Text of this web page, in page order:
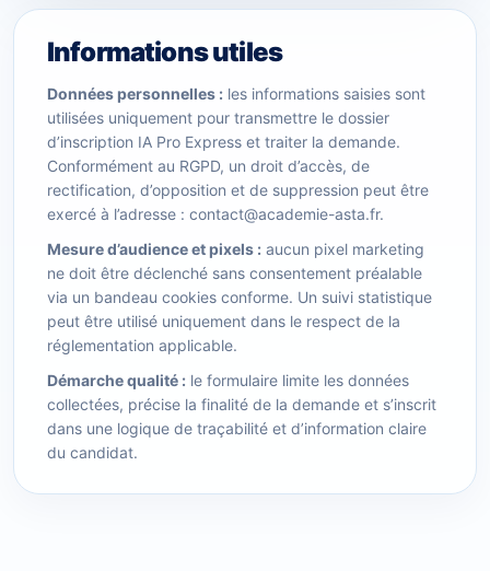
Informations utiles
Données personnelles : les informations saisies sont
utilisées uniquement pour transmettre le dossier
d’inscription IA Pro Express et traiter la demande.
Conformément au RGPD, un droit d’accès, de
rectification, d’opposition et de suppression peut être
exercé à l’adresse : contact@academie-asta.fr.
Mesure d’audience et pixels : aucun pixel marketing
ne doit être déclenché sans consentement préalable
via un bandeau cookies conforme. Un suivi statistique
peut être utilisé uniquement dans le respect de la
réglementation applicable.
Démarche qualité : le formulaire limite les données
collectées, précise la finalité de la demande et s’inscrit
dans une logique de traçabilité et d’information claire
du candidat.